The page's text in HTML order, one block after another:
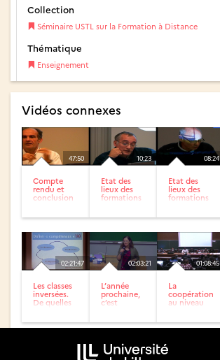
Collection
Séminaire USTL sur la Formation à Distance
Thématique
Enseignement
Vidéos connexes
47:50
Compte
rendu et
conclusion
10:23
Etat des
lieux des
formations
08:24
Etat des
lieux des
formations
02:21:47
Les classes
inversées.
De quelles
nous...
02:03:21
L’année
prochaine,
c’est
dans mon...
01:08:45
La
coopération
au niveau